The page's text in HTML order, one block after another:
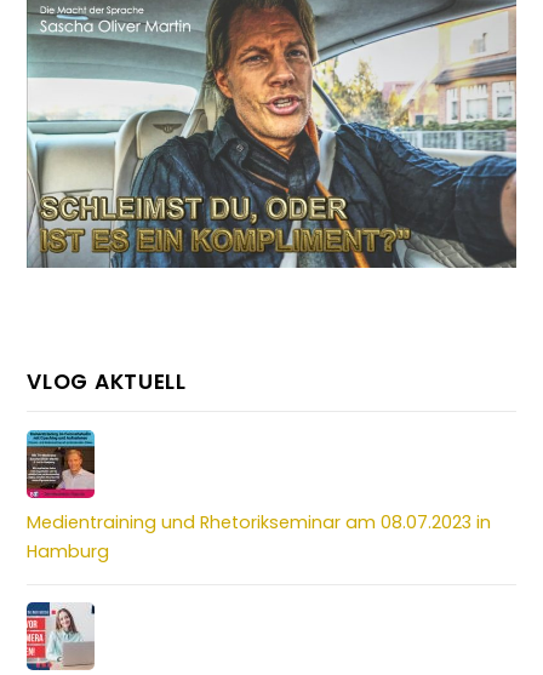
VLOG AKTUELL
Medientraining und Rhetorikseminar am 08.07.2023 in
Hamburg